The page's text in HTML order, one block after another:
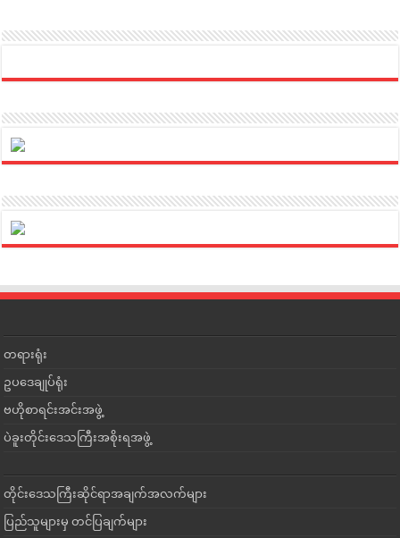
တရားရုံး
ဥပဒေချုပ်ရုံး
ဗဟိုစာရင်းအင်းအဖွဲ့
ပဲခူးတိုင်းဒေသကြီးအစိုးရအဖွဲ့
တိုင်းဒေသကြီးဆိုင်ရာအချက်အလက်များ
ပြည်သူများမှ တင်ပြချက်များ